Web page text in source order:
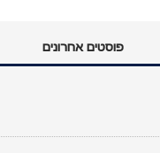
פוסטים אחרונים